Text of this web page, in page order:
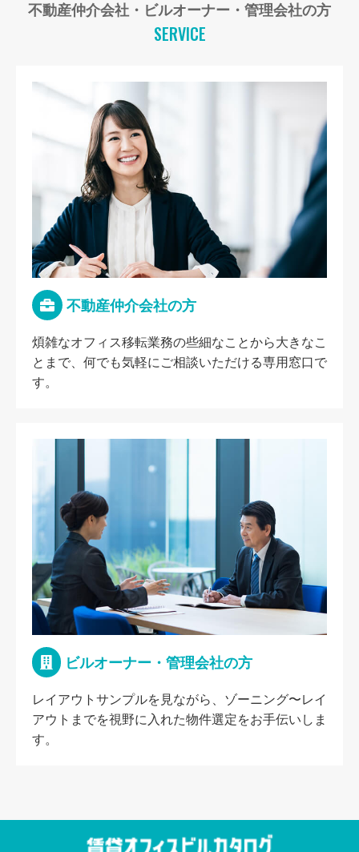
不動産仲介会社・ビルオーナー・管理会社の方
SERVICE
不動産仲介会社の方
煩雑なオフィス移転業務の些細なことから大きなこ
とまで、何でも気軽にご相談いただける専用窓口で
す。
ビルオーナー・管理会社の方
レイアウトサンプルを見ながら、ゾーニング〜レイ
アウトまでを視野に入れた物件選定をお手伝いしま
す。